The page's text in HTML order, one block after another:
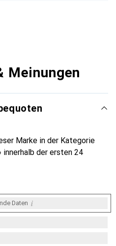
Meinungen
Marke in der Kategorie
innerhalb der ersten 24
Daten i